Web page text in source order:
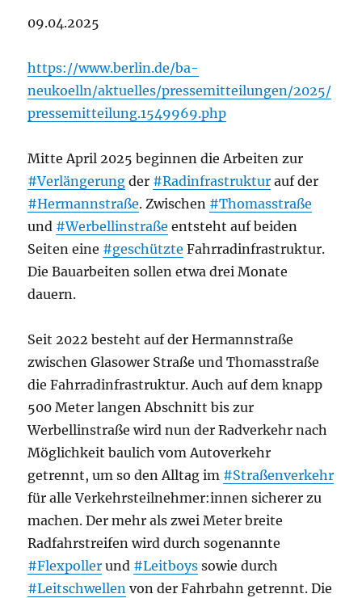
09.04.2025
https://www.berlin.de/ba-
neukoelln/aktuelles/pressemitteilungen/2025/
pressemitteilung.1549969.php
Mitte April 2025 beginnen die Arbeiten zur
#Verlängerung der #Radinfrastruktur auf der
#Hermannstraße. Zwischen #Thomasstraße
und #Werbellinstraße entsteht auf beiden
Seiten eine #geschützte Fahrradinfrastruktur.
Die Bauarbeiten sollen etwa drei Monate
dauern.
Seit 2022 besteht auf der Hermannstraße
zwischen Glasower Straße und Thomasstraße
die Fahrradinfrastruktur. Auch auf dem knapp
500 Meter langen Abschnitt bis zur
Werbellinstraße wird nun der Radverkehr nach
Möglichkeit baulich vom Autoverkehr
getrennt, um so den Alltag im #Straßenverkehr
für alle Verkehrsteilnehmer:innen sicherer zu
machen. Der mehr als zwei Meter breite
Radfahrstreifen wird durch sogenannte
#Flexpoller und #Leitboys sowie durch
#Leitschwellen von der Fahrbahn getrennt. Die